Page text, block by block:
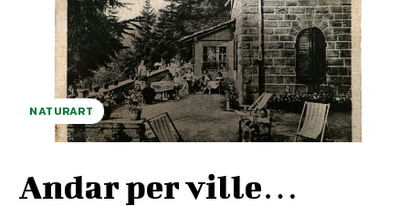
NATURART
Andar per ville…